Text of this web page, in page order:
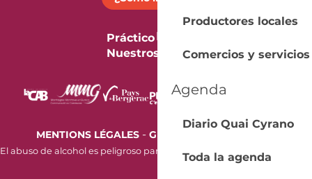
Productores locales
Comercios y servicios
Agenda
Diario Quai Cyrano
Toda la agenda
Práctico
Nuestros folletos
MENTIONS LÉGALES- GESTION DES COOKIES
El abuso de alcohol es peligroso para la salud. Beba con moderación.